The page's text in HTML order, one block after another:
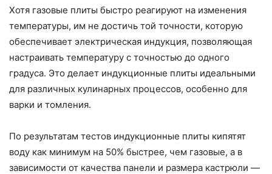
Хотя газовые плиты быстро реагируют на изменения
температуры, им не достичь той точности, которую
обеспечивает электрическая индукция, позволяющая
настраивать температуру с точностью до одного
градуса. Это делает индукционные плиты идеальными
для различных кулинарных процессов, особенно для
варки и томления.
По результатам тестов индукционные плиты кипятят
воду как минимум на 50% быстрее, чем газовые, а в
зависимости от качества панели и размера кастрюли —